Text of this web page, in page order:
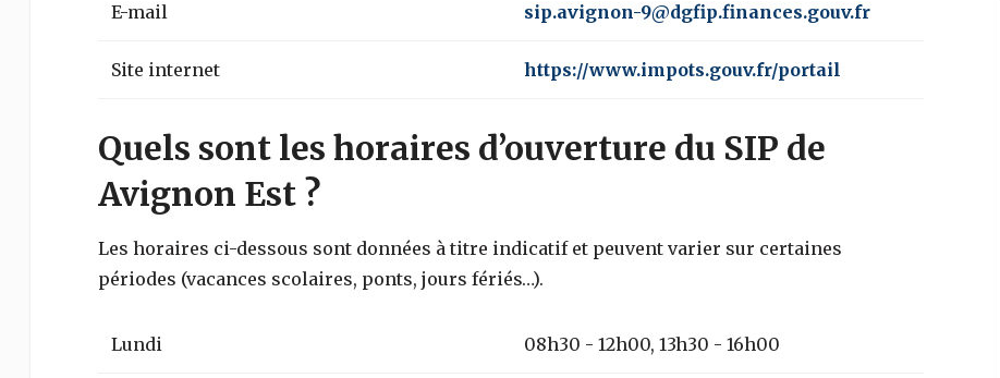
E-mail sip.avignon-9@dgfip.finances.gouv.fr
Site internet https://www.impots.gouv.fr/portail
Quels sont les horaires d’ouverture du SIP de
Avignon Est ?
Les horaires ci-dessous sont données à titre indicatif et peuvent varier sur certaines
périodes (vacances scolaires, ponts, jours fériés…).
Lundi 08h30 - 12h00, 13h30 - 16h00